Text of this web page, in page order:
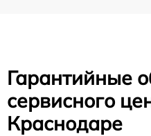
Гарантийные
сервисного
Краснодаре